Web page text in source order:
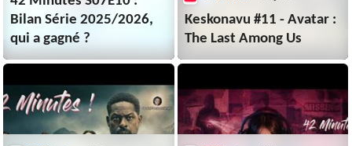
Bilan Série 2025/2026,
qui a gagné ?
Keskonavu #11 - Avatar :
The Last Among Us